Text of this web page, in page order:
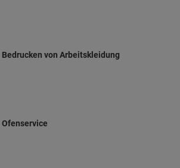
Bedrucken von Arbeitskleidung
Ofenservice